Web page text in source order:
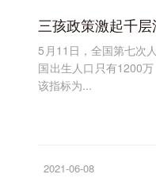
5月11日，全国第七次
国出生人口只有1200
该指标为...
2021-06-08